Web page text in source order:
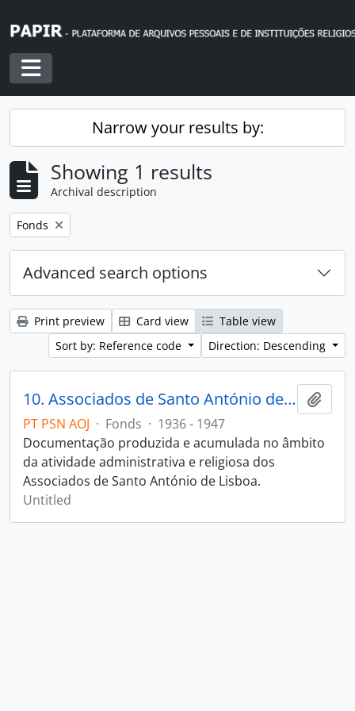
Toggle navigation
Narrow your results by:
Showing 1 results
Archival description
Remove filter:
Fonds
Advanced search options
Print preview Card view
Table view
Sort by: Reference code
Direction: Descending
10. Associados de Santo António de Lisboa
PT PSN AOJ · Fonds · 1936 - 1947
Documentação produzida e acumulada no âmbito
da atividade administrativa e religiosa dos
Associados de Santo António de Lisboa.
Untitled